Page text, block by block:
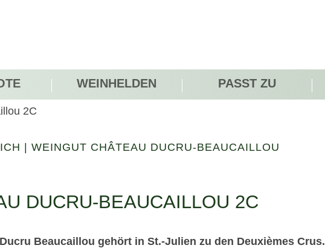
WEINHELDEN PASST ZU
2C
| WEINGUT CHÂTEAU DUCRU-BEAUCAILLOU
DUCRU-BEAUCAILLOU 2C
Beaucaillou gehört in St.-Julien zu den Deuxièmes Crus.